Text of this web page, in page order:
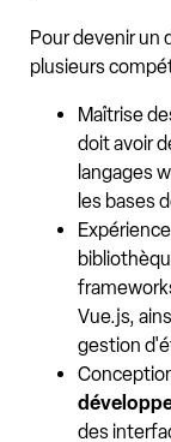
Pour devenir un
plusieurs
Maîtrise
doit avoir
langages
les bases
Vue.js,
gestion
des